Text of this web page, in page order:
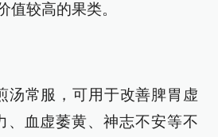
值较高的果类。
汤常服，可用于改善脾胃虚
、血虚萎黄、神志不安等不